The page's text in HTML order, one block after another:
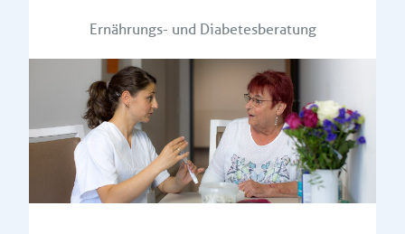
Ernährungs- und Diabetesberatung